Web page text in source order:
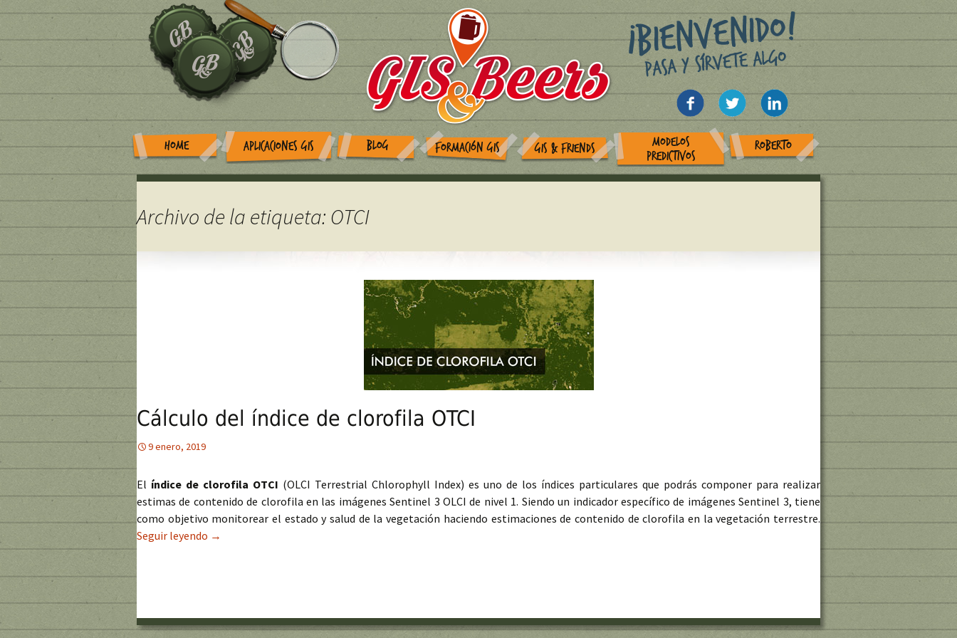
HOME APLICACIONES GIS BLOG FORMACIÓN GIS GIS & FRIENDS
MODELOS
PREDICTIVOS
ROBERTO
Archivo de la etiqueta: OTCI
Cálculo del índice de clorofila OTCI
9 enero, 2019
El índice de clorofila OTCI (OLCI Terrestrial Chlorophyll Index) es uno de los índices particulares que podrás componer para realizar
estimas de contenido de clorofila en las imágenes Sentinel 3 OLCI de nivel 1. Siendo un indicador específico de imágenes Sentinel 3, tiene
como objetivo monitorear el estado y salud de la vegetación haciendo estimaciones de contenido de clorofila en la vegetación terrestre.
Seguir leyendo Cálculo del índice de clorofila OTCI
→